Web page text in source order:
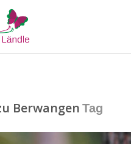
Berwangen Tag